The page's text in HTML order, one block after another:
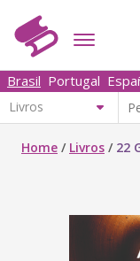
Brasil Portugal
Home / Livros / 22